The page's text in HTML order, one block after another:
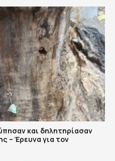
και δηλητηρίασαν
– Έρευνα για τον